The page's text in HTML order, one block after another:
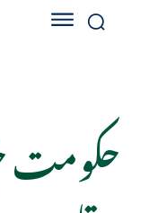
حکومت